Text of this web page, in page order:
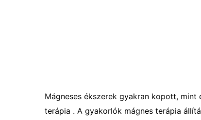
Mágneses ékszerek gyakran kopott,
terápia . A gyakorlók mágnes terápia